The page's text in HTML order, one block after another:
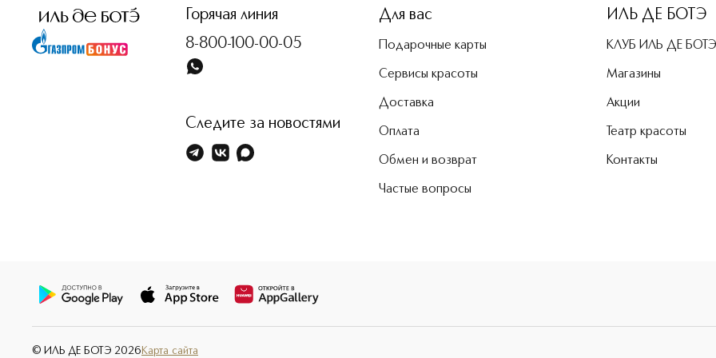
Горячая линия
8-800-100-00-05
Следите за новостями
Для вас
Подарочные карты
Сервисы красоты
Доставка
Оплата
Обмен и возврат
Частые вопросы
ИЛЬ ДЕ БОТЭ
КЛУБ ИЛЬ ДЕ БОТЭ
Магазины
Акции
Театр красоты
Контакты
© ИЛЬ ДЕ БОТЭ 2026 Карта сайта